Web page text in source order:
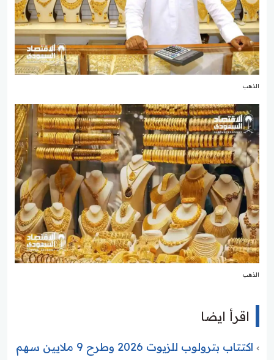
الذهب
الذهب
اقرأ ايضا
اكتتاب بترولوب للزيوت 2026 وطرح 9 ملايين سهم